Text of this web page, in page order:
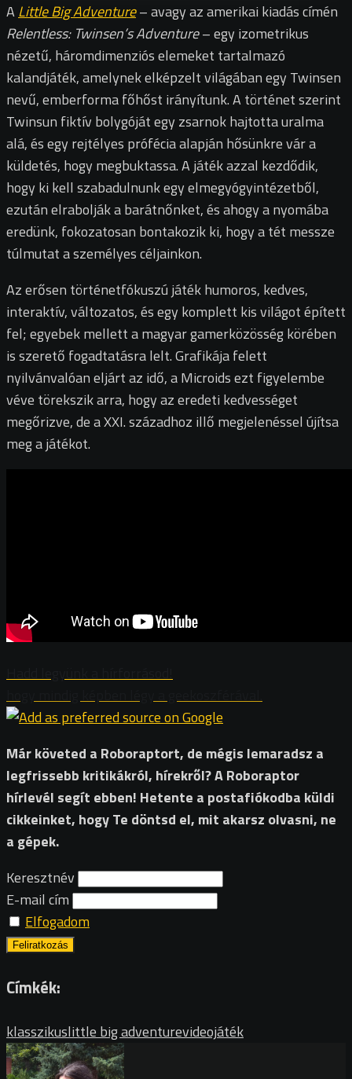
ALittle Big Adventure– avagy az amerikai kiadás címén
Relentless: Twinsen’s Adventure– egy izometrikus
nézetű, háromdimenziós elemeket tartalmazó
kalandjáték, amelynek elképzelt világában egy Twinsen
nevű, emberforma főhőst irányítunk. A történet szerint
Twinsun fiktív bolygóját egy zsarnok hajtotta uralma
alá, és egy rejtélyes prófécia alapján hősünkre vár a
küldetés, hogy megbuktassa. A játék azzal kezdődik,
hogy ki kell szabadulnunk egy elmegyógyintézetből,
ezután elrabolják a barátnőnket, és ahogy a nyomába
eredünk, fokozatosan bontakozik ki, hogy a tét messze
túlmutat a személyes céljainkon.
Az erősen történetfókuszú játék humoros, kedves,
interaktív, változatos, és egy komplett kis világot épített
fel; egyebek mellett a magyar gamerközösség körében
is szerető fogadtatásra lelt. Grafikája felett
nyilvánvalóan eljárt az idő, a Microids ezt figyelembe
véve törekszik arra, hogy az eredeti kedvességet
megőrizve, de a XXI. századhoz illő megjelenéssel újítsa
meg a játékot.
Már követed a Roboraptort, de mégis lemaradsz a
legfrissebb kritikákról, hírekről? A Roboraptor
hírlevél segít ebben! Hetente a postafiókodba küldi
cikkeinket, hogy Te döntsd el, mit akarsz olvasni, ne
a gépek.
Keresztnév
E-mail cím
Elfogadom
Címkék:
klasszikuslittle big adventurevideojáték